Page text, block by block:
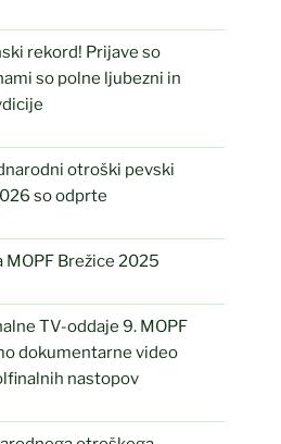
rekord! Prijave so
so polne ljubezni in
otroški pevski
so odprte
MOPF Brežice 2025
TV-oddaje 9. MOPF
dokumentarne video
nastopov